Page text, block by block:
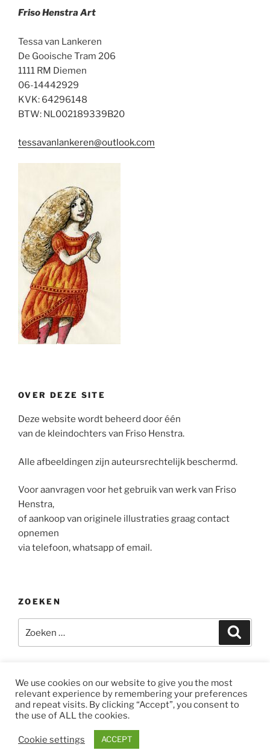
Friso Henstra Art
Tessa van Lankeren
De Gooische Tram 206
1111 RM Diemen
06-14442929
KVK: 64296148
BTW: NL002189339B20
tessavanlankeren@outlook.com
OVER DEZE SITE
Deze website wordt beheerd door één
van de kleindochters van Friso Henstra.
Alle afbeeldingen zijn auteursrechtelijk beschermd.
Voor aanvragen voor het gebruik van werk van Friso
Henstra,
of aankoop van originele illustraties graag contact
opnemen
via telefoon, whatsapp of email.
ZOEKEN
naar:
Instagram
E-
mail
Ondersteund door WordPress
We use cookies on our website to give you the most
relevant experience by remembering your preferences
and repeat visits. By clicking “Accept”, you consent to
the use of ALL the cookies.
Cookie settings ACCEPT